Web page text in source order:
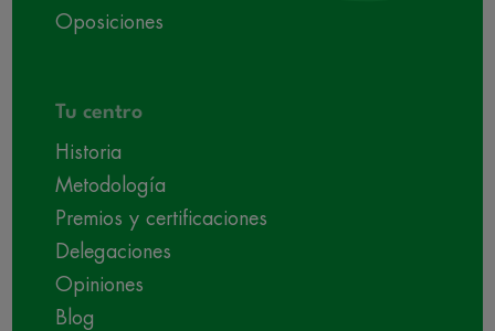
Oposiciones
Tu centro
Historia
Metodología
Premios y certificaciones
Delegaciones
Opiniones
Blog